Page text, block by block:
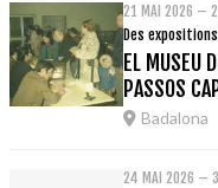
21 MAI 2026 –
Des expositions
EL MUSEU
PASSOS
Badalona
24 MAI 2026 –